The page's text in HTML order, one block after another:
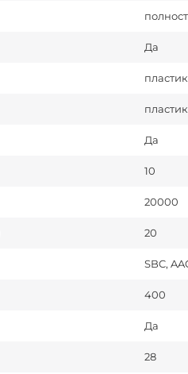
Да
пластик
пластик
Да
10
20000
20
SBC,
400
Да
28